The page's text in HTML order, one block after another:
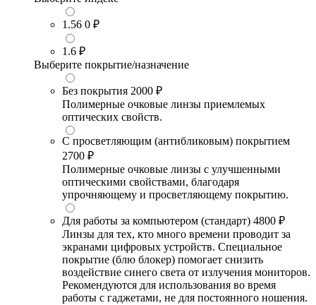
1.56 0 ₽
1.6 ₽
Выберите покрытие/назначение
Без покрытия 2000 ₽
Полимерные очковые линзы приемлемых
оптических свойств.
С просветляющим (антибликовым) покрытием
2700 ₽
Полимерные очковые линзы с улучшенными
оптическими свойствами, благодаря
упрочняющему и просветляющему покрытию.
Для работы за компьютером (стандарт) 4800 ₽
Линзы для тех, кто много времени проводит за
экранами цифровых устройств. Специальное
покрытие (блю блокер) помогает снизить
воздействие синего света от излучения мониторов.
Рекомендуются для использования во время
работы с гаджетами, не для постоянного ношения.